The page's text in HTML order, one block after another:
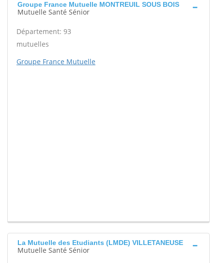
Groupe France Mutuelle MONTREUIL SOUS BOIS
Mutuelle Santé Sénior
Département: 93
mutuelles
Groupe France Mutuelle
La Mutuelle des Etudiants (LMDE) VILLETANEUSE
Mutuelle Santé Sénior